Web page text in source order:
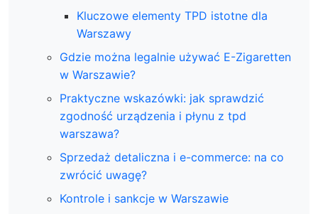
Kluczowe elementy TPD istotne dla
Warszawy
Gdzie można legalnie używać E-Zigaretten
w Warszawie?
Praktyczne wskazówki: jak sprawdzić
zgodność urządzenia i płynu z tpd
warszawa?
Sprzedaż detaliczna i e-commerce: na co
zwrócić uwagę?
Kontrole i sankcje w Warszawie